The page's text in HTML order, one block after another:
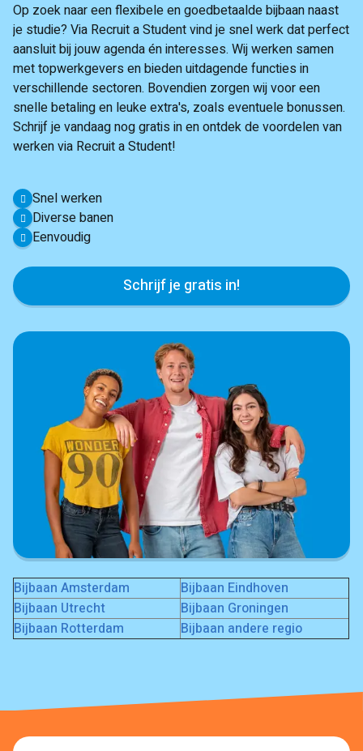
Op zoek naar een flexibele en goedbetaalde bijbaan naast
je studie? Via Recruit a Student vind je snel werk dat perfect
aansluit bij jouw agenda én interesses. Wij werken samen
met topwerkgevers en bieden uitdagende functies in
verschillende sectoren. Bovendien zorgen wij voor een
snelle betaling en leuke extra's, zoals eventuele bonussen.
Schrijf je vandaag nog gratis in en ontdek de voordelen van
werken via Recruit a Student!
Snel werken
Diverse banen
Eenvoudig
Schrijf je gratis in!
Bijbaan Amsterdam
Bijbaan Eindhoven
Bijbaan Utrecht
Bijbaan Groningen
Bijbaan Rotterdam
Bijbaan andere regio